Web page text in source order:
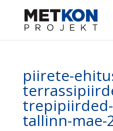
piirete-
tallinn-mae-